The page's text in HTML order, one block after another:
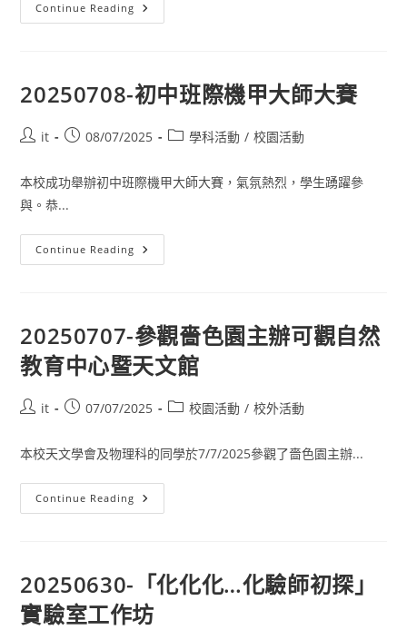
Continue Reading
20250708-初中班際機甲大師大賽
it 08/07/2025 學科活動 / 校園活動
本校成功舉辦初中班際機甲大師大賽，氣氛熱烈，學生踴躍參
與。恭...
Continue Reading
20250707-參觀嗇色園主辦可觀自然
教育中心暨天文館
it 07/07/2025 校園活動 / 校外活動
本校天文學會及物理科的同學於7/7/2025參觀了嗇色園主辦...
Continue Reading
20250630-「化化化…化驗師初探」
實驗室工作坊